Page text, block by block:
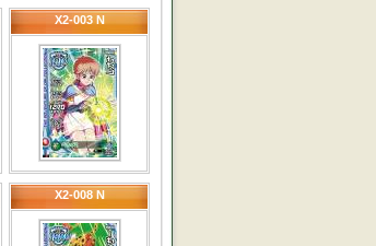
X2-003 N
X2-008 N